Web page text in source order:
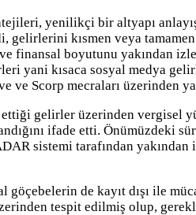
yenilikçi bir altyapı
kısmen veya
finansal boyutunu yakından
yani kısaca sosyal medya
ve Scorp mecraları üzerinden
ettiği gelirler üzerinden
ifade etti. Önümüzdeki
sistemi tarafından
de kayıt dışı ile
tespit edilmiş olup,